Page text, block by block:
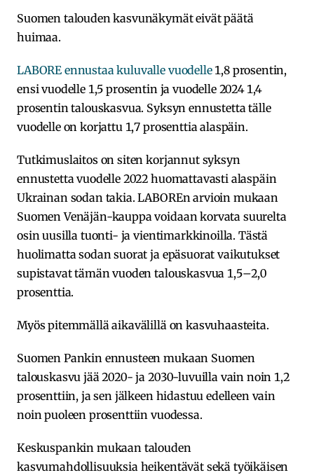
Suomen talouden kasvunäkymät eivät päätä
huimaa.
LABORE ennustaa kuluvalle vuodelle1,8 prosentin,
ensi vuodelle 1,5 prosentin ja vuodelle 2024 1,4
prosentin talouskasvua. Syksyn ennustetta tälle
vuodelle on korjattu 1,7 prosenttia alaspäin.
Tutkimuslaitos on siten korjannut syksyn
ennustetta vuodelle 2022 huomattavasti alaspäin
Ukrainan sodan takia. LABOREn arvioin mukaan
Suomen Venäjän-kauppa voidaan korvata suurelta
osin uusilla tuonti- ja vientimarkkinoilla. Tästä
huolimatta sodan suorat ja epäsuorat vaikutukset
supistavat tämän vuoden talouskasvua 1,5–2,0
prosenttia.
Myös pitemmällä aikavälillä on kasvuhaasteita.
Suomen Pankin ennusteen mukaan Suomen
talouskasvu jää 2020- ja 2030-luvuilla vain noin 1,2
prosenttiin, ja sen jälkeen hidastuu edelleen vain
noin puoleen prosenttiin vuodessa.
Keskuspankin mukaan talouden
kasvumahdollisuuksia heikentävät sekä työikäisen